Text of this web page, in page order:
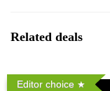
Related deals
Editor choice